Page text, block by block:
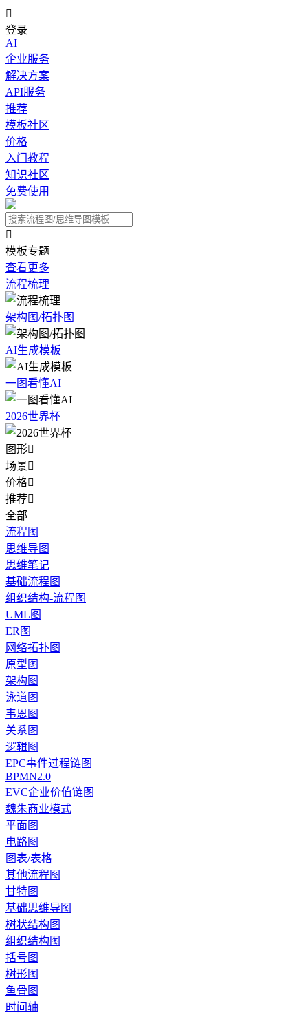

登录
AI
企业服务
解决方案
API服务
推荐
模板社区
价格
入门教程
知识社区
免费使用

模板专题
查看更多
流程梳理
架构图/拓扑图
AI生成模板
一图看懂AI
2026世界杯
图形
场景
价格
推荐
全部
流程图
思维导图
思维笔记
基础流程图
组织结构-流程图
UML图
ER图
网络拓扑图
原型图
架构图
泳道图
韦恩图
关系图
逻辑图
EPC事件过程链图
BPMN2.0
EVC企业价值链图
魏朱商业模式
平面图
电路图
图表/表格
其他流程图
甘特图
基础思维导图
树状结构图
组织结构图
括号图
树形图
鱼骨图
时间轴